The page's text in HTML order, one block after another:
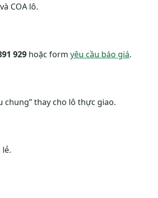
COA lô.
929 hoặc form yêu cầu báo giá.
chung” thay cho lô thực giao.